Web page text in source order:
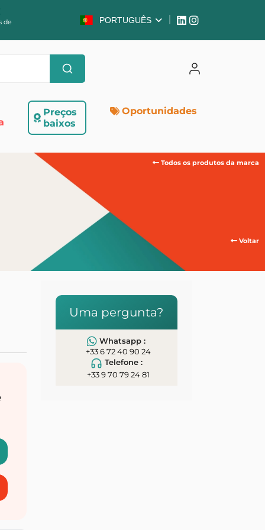
de
PORTUGUÊS
Preços
baixos
Oportunidades
Todos os produtos da marca
Voltar
Uma pergunta?
Whatsapp :
+33 6 72 40 90 24
Telefone :
+33 9 70 79 24 81